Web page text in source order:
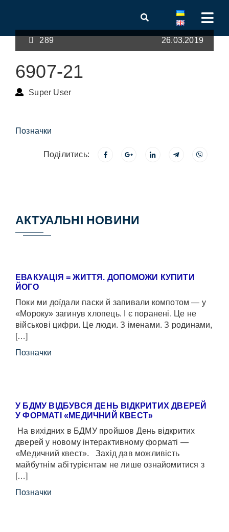
289 26.03.2019
6907-21
Super User
Позначки
Поділитись:
АКТУАЛЬНІ НОВИНИ
ЕВАКУАЦІЯ = ЖИТТЯ. ДОПОМОЖИ КУПИТИ
ЙОГО
Поки ми доїдали паски й запивали компотом — у
«Мороку» загинув хлопець. І є поранені. Це не
військові цифри. Це люди. З іменами. З родинами,
[…]
Позначки
У БДМУ ВІДБУВСЯ ДЕНЬ ВІДКРИТИХ ДВЕРЕЙ
У ФОРМАТІ «МЕДИЧНИЙ КВЕСТ»
На вихідних в БДМУ пройшов День відкритих
дверей у новому інтерактивному форматі —
«Медичний квест». Захід дав можливість
майбутнім абітурієнтам не лише ознайомитися з
[…]
Позначки